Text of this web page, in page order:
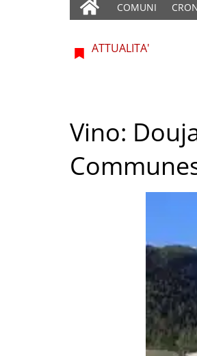
COMUNI
ATTUALITA'
Vino: